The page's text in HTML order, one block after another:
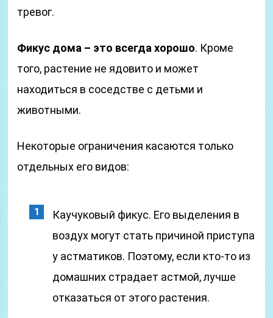
тревог.
Фикус дома – это всегда хорошо. Кроме
того, растение не ядовито и может
находиться в соседстве с детьми и
животными.
Некоторые ограничения касаются только
отдельных его видов:
Каучуковый фикус. Его выделения в
воздух могут стать причиной приступа
у астматиков. Поэтому, если кто-то из
домашних страдает астмой, лучше
отказаться от этого растения.